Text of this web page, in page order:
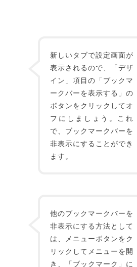
新しいタブで設定画面が
表示されるので、「デザ
イン」項目の「ブックマ
ークバーを表示する」の
ボタンをクリックしてオ
フにしましょう。これ
で、ブックマークバーを
非表示にすることができ
ます。
他のブックマークバーを
非表示にする方法として
は、メニューボタンをク
リックしてメニューを開
き、「ブックマーク」に